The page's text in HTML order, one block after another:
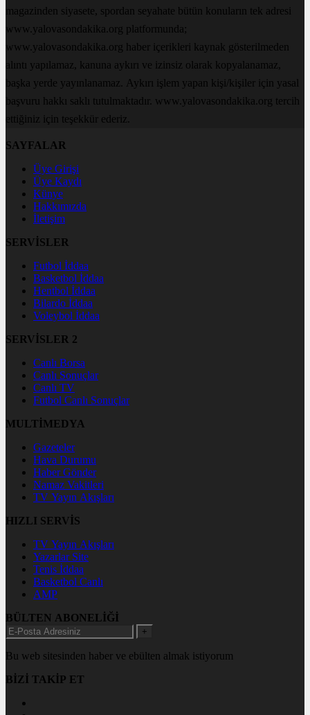
magazinden siyasete, spordan seyahate bütün konuların tek adresi
www.yalovasondakika.org platformunda;
www.yalovasondakika.org haber içerikleri kaynak gösterilmeden
alıntı yapılamaz, kanuna aykırı ve izinsiz olarak kopyalanamaz,
başka yerde yayınlanamaz. Aykırı işlem yapan kişi/kişiler için yasal
başvuru hakkı saklı tutulmaktadır. www.yalovasondakika.org tercih
ettiğiniz için teşekkür ederiz.
SAYFALAR
Üye Girişi
Üye Kaydı
Künye
Hakkımızda
İletişim
SERVİSLER
Futbol İddaa
Basketbol İddaa
Hentbol İddaa
Bilardo İddaa
Voleybol İddaa
SERVİSLER 2
Canlı Borsa
Canlı Sonuçlar
Canlı TV
Futbol Canlı Sonuçlar
MULTİMEDYA
Gazeteler
Hava Durumu
Haber Gönder
Namaz Vakitleri
TV Yayın Akışları
HIZLI SERVİS
TV Yayın Akışları
Yazarlar Site
Tenis İddaa
Basketbol Canlı
AMP
BÜLTEN ABONELİĞİ
+
Bu web sitesinden haber ve ebülten almak istiyorum
BİZİ TAKİP ET